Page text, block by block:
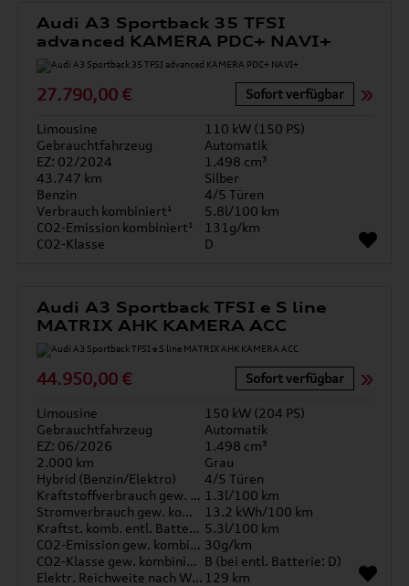
Audi A3 Sportback 35 TFSI
advanced KAMERA PDC+ NAVI+
27.790,00 € Sofort verfügbar
Limousine
110 kW (150 PS)
Gebrauchtfahrzeug
Automatik
EZ: 02/2024
1.498 cm³
43.747 km
Silber
Benzin
4/5 Türen
Verbrauch kombiniert¹
5.8l/100 km
CO2-Emission kombiniert¹
131g/km
CO2-Klasse
D
Audi A3 Sportback TFSI e S line
MATRIX AHK KAMERA ACC
44.950,00 € Sofort verfügbar
Limousine
150 kW (204 PS)
Gebrauchtfahrzeug
Automatik
EZ: 06/2026
1.498 cm³
2.000 km
Grau
Hybrid (Benzin/Elektro)
4/5 Türen
Kraftstoffverbrauch gew. kombiniert 1.3l/100 km
Stromverbrauch gew. kombiniert
13.2 kWh/100 km
Kraftst. komb. entl. Batterie 5.3l/100 km
CO2-Emission gew. kombiniert 30g/km
CO2-Klasse gew. kombiniert B (bei entl. Batterie: D)
Elektr. Reichweite nach WLTP* 129 km